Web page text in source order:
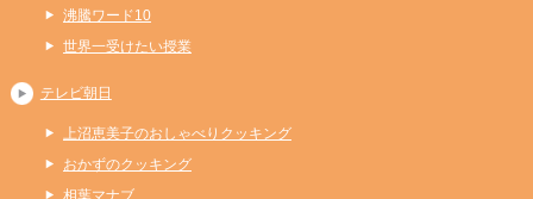
沸騰ワード10
世界一受けたい授業
テレビ朝日
上沼恵美子のおしゃべりクッキング
おかずのクッキング
相葉マナブ